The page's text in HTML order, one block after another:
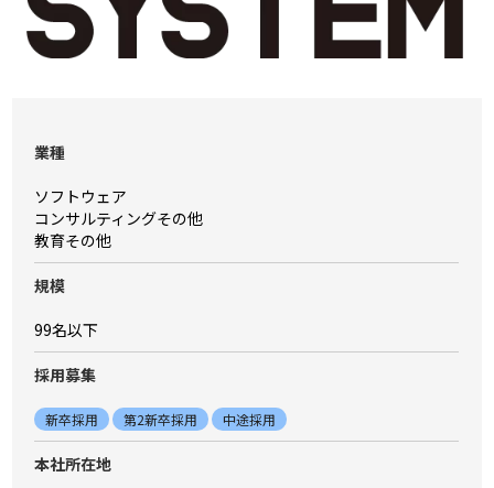
業種
ソフトウェア
コンサルティングその他
教育その他
規模
99名以下
採⽤募集
新卒採用 第2新卒採用 中途採用
本社所在地